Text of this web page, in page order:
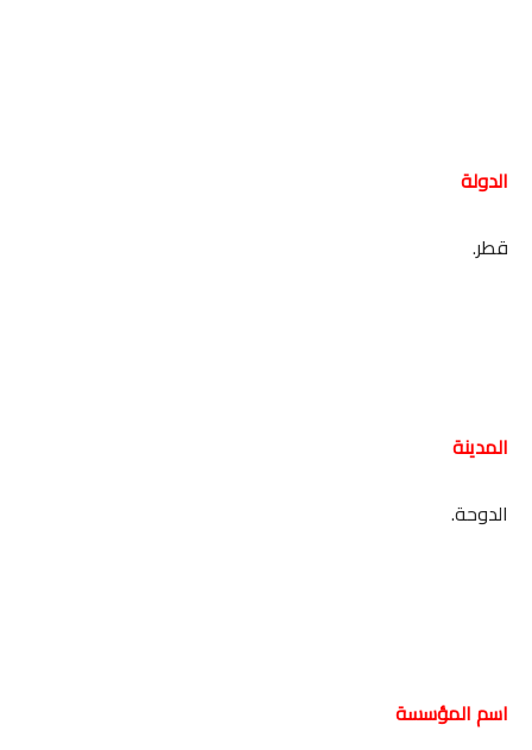
الدولة
قطر.
المدينة
الدوحة.
اسم المؤسسة